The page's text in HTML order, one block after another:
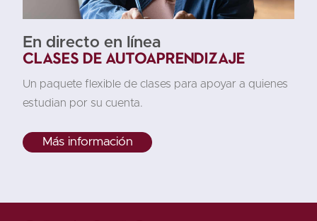
En directo en línea
Clases de autoaprendizaje
Un paquete flexible de clases para apoyar a quienes
estudian por su cuenta.
Más información